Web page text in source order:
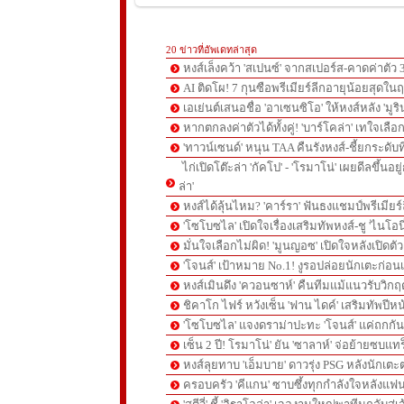
20 ข่าวที่อัพเดทล่าสุด
หงส์เล็งคว้า 'สเปนซ์' จากสเปอร์ส-คาดค่าตัว
AI ติดโผ! 7 กุนซือพรีเมียร์ลีกอายุน้อยสุดใน
เอเย่นต์เสนอชื่อ 'อาเซนซิโอ' ให้หงส์หลัง 'มู
หากตกลงค่าตัวได้ทั้งคู่! 'บาร์โคล่า' เทใจเลือ
'ทาวน์เซนด์' หนุน TAA คืนรังหงส์-ชี้ยกระดั
ไก่เปิดโต๊ะล่า 'กัคโป' - 'โรมาโน่' เผยดีลขึ้นอ
ล่า'
หงส์ได้ลุ้นไหม? 'คาร์รา' ฟันธงแชมป์พรีเมีย
'โซโบซไล' เปิดใจเรื่องเสริมทัพหงส์-ชู 'ไนโ
มั่นใจเลือกไม่ผิด! 'มูนญอซ' เปิดใจหลังเปิดตั
'โจนส์' เป้าหมาย No.1! งูรอปล่อยนักเตะก่อ
หงส์เมินดึง 'ควอนซาห์' คืนทีมแม้แนวรับวิก
ชิคาโก ไฟร์ หวังเซ็น 'ฟาน ไดค์' เสริมทัพปีห
'โซโบซไล' แจงดราม่าปะทะ 'โจนส์' แค่ถกกั
เซ็น 2 ปี! โรมาโน่' ยัน 'ซาลาห์' จ่อย้ายซบแ
หงส์ลุยทาบ 'เอ็มบาย' ดาวรุ่ง PSG หลังนักเต
ครอบครัว 'คีแกน' ซาบซึ้งทุกกำลังใจหลังแฟ